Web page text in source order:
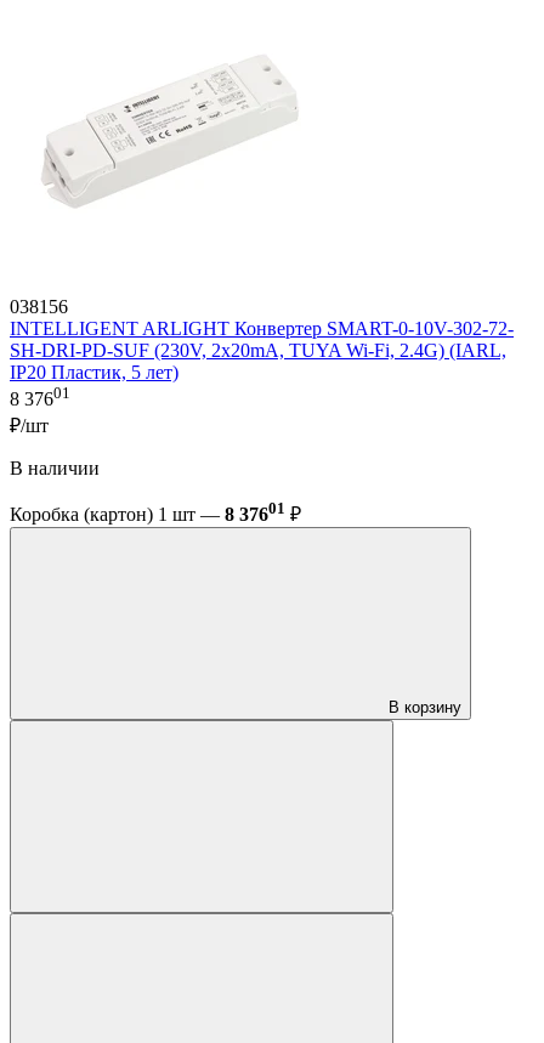
038156
INTELLIGENT ARLIGHT Конвертер SMART-0-10V-302-72-
SH-DRI-PD-SUF (230V, 2x20mA, TUYA Wi-Fi, 2.4G) (IARL,
IP20 Пластик, 5 лет)
8 37601
₽/шт
В наличии
Коробка (картон) 1 шт — 8 37601 ₽
В корзину